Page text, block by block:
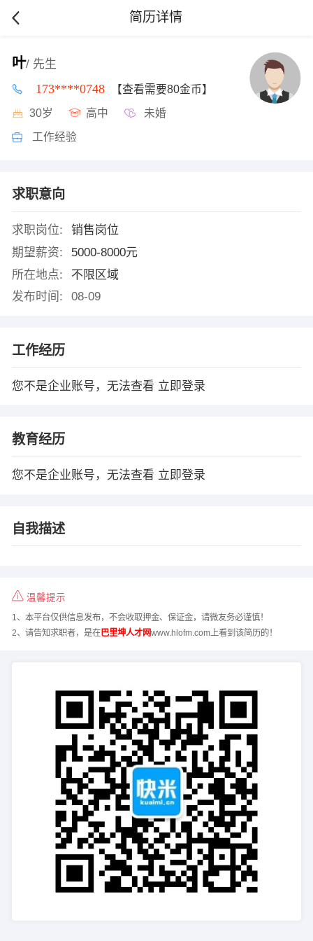
简历详情
叶/ 先生
173****0748 【查看需要80金币】
30岁 高中 未婚
工作经验
求职意向
求职岗位:
销售岗位
期望薪资:
5000-8000元
所在地点:
不限区域
发布时间:
08-09
工作经历
您不是企业账号，无法查看 立即登录
教育经历
您不是企业账号，无法查看 立即登录
自我描述
温馨提示
1、本平台仅供信息发布，不会收取押金、保证金，请微友务必谨慎！
2、请告知求职者，是在巴里坤人才网www.hlofm.com上看到该简历的！